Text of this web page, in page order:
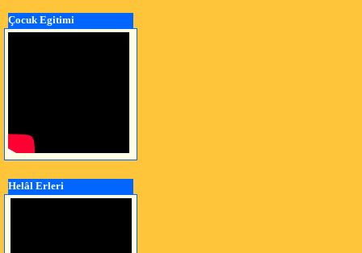
Çocuk Egitimi
Helâl Erleri